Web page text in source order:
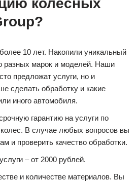
колесных
10 лет. Накопили уникальный
разных марок и моделей. Наши
предложат услуги, но и
сделать обработку и какие
иного автомобиля.
гарантию на услуги по
В случае любых вопросов вы
и проверить качество обработки.
– от 2000 рублей.
и количестве материалов. Вы